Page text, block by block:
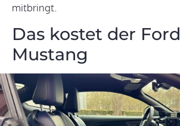
mitbringt.
Das kostet der Ford
Mustang